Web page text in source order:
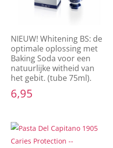
NIEUW! Whitening BS: de
optimale oplossing met
Baking Soda voor een
natuurlijke witheid van
het gebit. (tube 75ml).
6,95